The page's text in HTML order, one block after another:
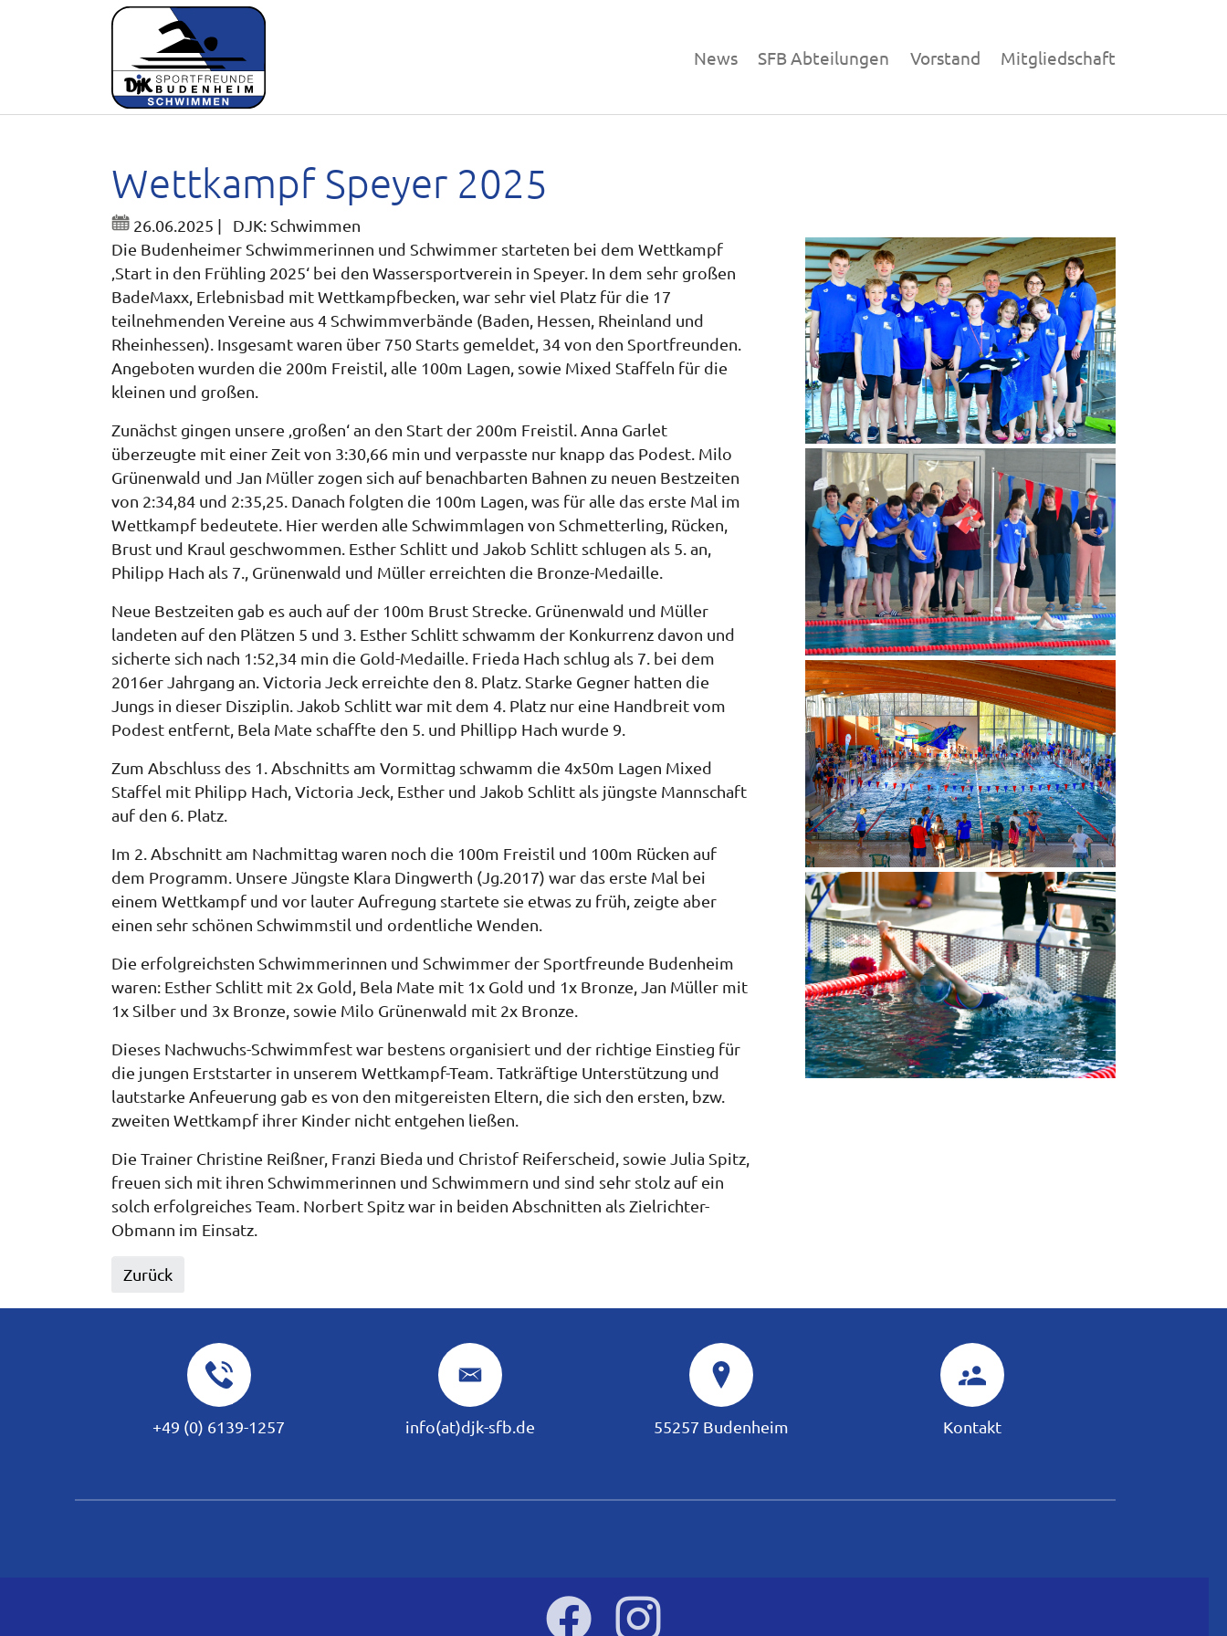
News SFB Abteilungen Vorstand Mitgliedschaft
Wettkampf Speyer 2025
26.06.2025 |
DJK: Schwimmen
Die Budenheimer Schwimmerinnen und Schwimmer starteten bei dem Wettkampf
‚Start in den Frühling 2025‘ bei den Wassersportverein in Speyer. In dem sehr großen
BadeMaxx, Erlebnisbad mit Wettkampfbecken, war sehr viel Platz für die 17
teilnehmenden Vereine aus 4 Schwimmverbände (Baden, Hessen, Rheinland und
Rheinhessen). Insgesamt waren über 750 Starts gemeldet, 34 von den Sportfreunden.
Angeboten wurden die 200m Freistil, alle 100m Lagen, sowie Mixed Staffeln für die
kleinen und großen.
Zunächst gingen unsere ‚großen‘ an den Start der 200m Freistil. Anna Garlet
überzeugte mit einer Zeit von 3:30,66 min und verpasste nur knapp das Podest. Milo
Grünenwald und Jan Müller zogen sich auf benachbarten Bahnen zu neuen Bestzeiten
von 2:34,84 und 2:35,25. Danach folgten die 100m Lagen, was für alle das erste Mal im
Wettkampf bedeutete. Hier werden alle Schwimmlagen von Schmetterling, Rücken,
Brust und Kraul geschwommen. Esther Schlitt und Jakob Schlitt schlugen als 5. an,
Philipp Hach als 7., Grünenwald und Müller erreichten die Bronze-Medaille.
Neue Bestzeiten gab es auch auf der 100m Brust Strecke. Grünenwald und Müller
landeten auf den Plätzen 5 und 3. Esther Schlitt schwamm der Konkurrenz davon und
sicherte sich nach 1:52,34 min die Gold-Medaille. Frieda Hach schlug als 7. bei dem
2016er Jahrgang an. Victoria Jeck erreichte den 8. Platz. Starke Gegner hatten die
Jungs in dieser Disziplin. Jakob Schlitt war mit dem 4. Platz nur eine Handbreit vom
Podest entfernt, Bela Mate schaffte den 5. und Phillipp Hach wurde 9.
Zum Abschluss des 1. Abschnitts am Vormittag schwamm die 4x50m Lagen Mixed
Staffel mit Philipp Hach, Victoria Jeck, Esther und Jakob Schlitt als jüngste Mannschaft
auf den 6. Platz.
Im 2. Abschnitt am Nachmittag waren noch die 100m Freistil und 100m Rücken auf
dem Programm. Unsere Jüngste Klara Dingwerth (Jg.2017) war das erste Mal bei
einem Wettkampf und vor lauter Aufregung startete sie etwas zu früh, zeigte aber
einen sehr schönen Schwimmstil und ordentliche Wenden.
Die erfolgreichsten Schwimmerinnen und Schwimmer der Sportfreunde Budenheim
waren: Esther Schlitt mit 2x Gold, Bela Mate mit 1x Gold und 1x Bronze, Jan Müller mit
1x Silber und 3x Bronze, sowie Milo Grünenwald mit 2x Bronze.
Dieses Nachwuchs-Schwimmfest war bestens organisiert und der richtige Einstieg für
die jungen Erststarter in unserem Wettkampf-Team. Tatkräftige Unterstützung und
lautstarke Anfeuerung gab es von den mitgereisten Eltern, die sich den ersten, bzw.
zweiten Wettkampf ihrer Kinder nicht entgehen ließen.
Die Trainer Christine Reißner, Franzi Bieda und Christof Reiferscheid, sowie Julia Spitz,
freuen sich mit ihren Schwimmerinnen und Schwimmern und sind sehr stolz auf ein
solch erfolgreiches Team. Norbert Spitz war in beiden Abschnitten als Zielrichter-
Obmann im Einsatz.
Zurück
+49 (0) 6139-1257 info(at)djk-sfb.de 55257 Budenheim Kontakt